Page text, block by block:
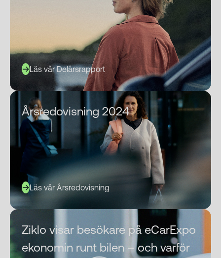
Läs vår Delårsrapport
Årsredovisning 2024
Läs vår Årsredovisning
Ziklo visar besökare på eCarExpo
ekonomin runt bilen – och varför